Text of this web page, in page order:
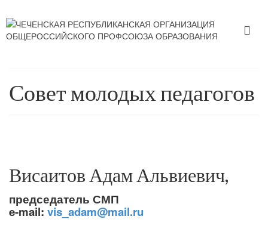
Совет молодых педагогов
Висаитов Адам Альвиевич,
председатель СМП
e-mail: vis_adam@mail.ru